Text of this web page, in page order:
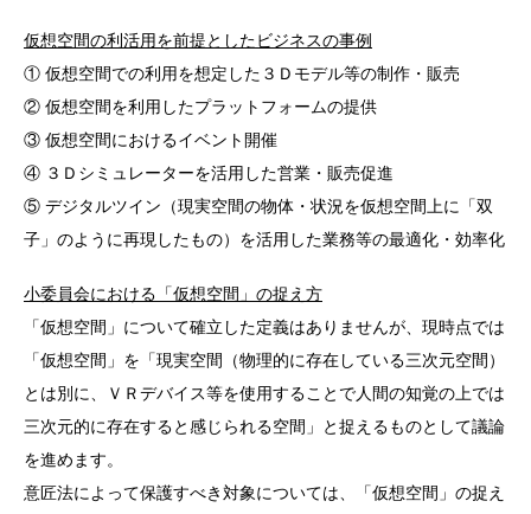
仮想空間の利活用を前提としたビジネスの事例
① 仮想空間での利用を想定した３Ｄモデル等の制作・販売
② 仮想空間を利用したプラットフォームの提供
③ 仮想空間におけるイベント開催
④ ３Ｄシミュレーターを活用した営業・販売促進
⑤ デジタルツイン（現実空間の物体・状況を仮想空間上に「双
子」のように再現したもの）を活用した業務等の最適化・効率化
小委員会における「仮想空間」の捉え方
「仮想空間」について確立した定義はありませんが、現時点では
「仮想空間」を「現実空間（物理的に存在している三次元空間）
とは別に、ＶＲデバイス等を使用することで人間の知覚の上では
三次元的に存在すると感じられる空間」と捉えるものとして議論
を進めます。
意匠法によって保護すべき対象については、「仮想空間」の捉え